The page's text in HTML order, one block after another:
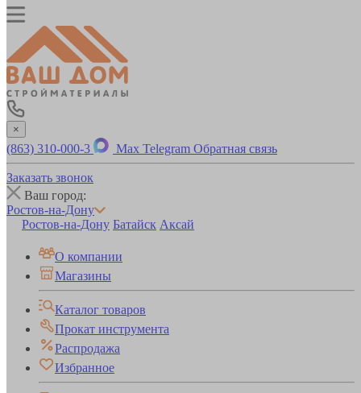
×
(863) 310-000-3 Max Telegram Обратная связь
Заказать звонок
Ваш город:
Ростов-на-Дону
Ростов-на-Дону Батайск Аксай
О компании
Магазины
Каталог товаров
Прокат инструмента
Распродажа
Избранное